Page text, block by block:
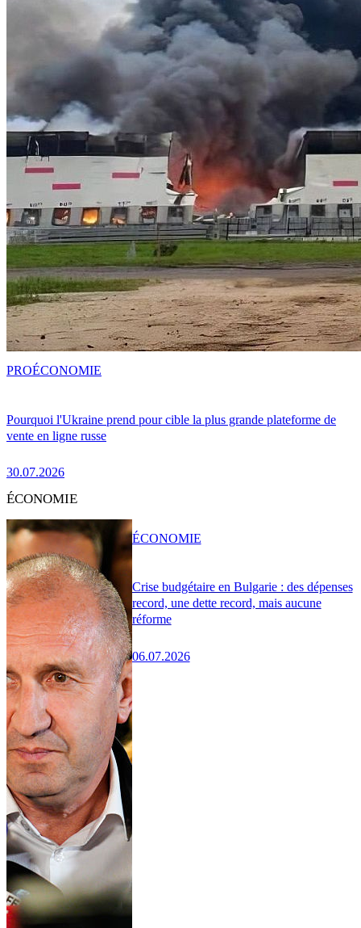
Pourquoi l'Ukraine prend pour cible la plus grande plateforme de
vente en ligne russe
30.07.2026
PROÉCONOMIE
ÉCONOMIE
Crise budgétaire en Bulgarie : des dépenses
record, une dette record, mais aucune
réforme
06.07.2026
ÉCONOMIE